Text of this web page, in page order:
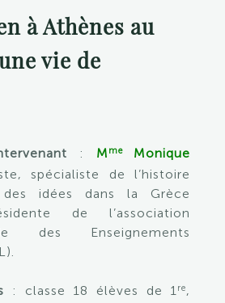
à Athènes au
vie de
: M me Monique
spécialiste de l’histoire
idées dans la Grèce
de l’association
des Enseignements
: classe 18 élèves de 1re,